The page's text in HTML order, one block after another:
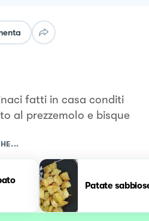
fatti in casa conditi
al prezzemolo e bisque
Patate